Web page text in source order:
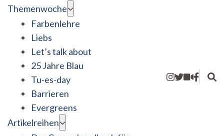
Themenwoche
Farbenlehre
Liebs
Let’s talk about
25 Jahre Blau
Tu-es-day
Barrieren
Evergreens
Artikelreihen